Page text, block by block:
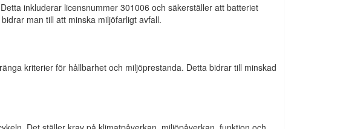
inkluderar licensnummer 301006 och säkerställer att batteriet
man till att minska miljöfarligt avfall.
kriterier för hållbarhet och miljöprestanda. Detta bidrar till minskad